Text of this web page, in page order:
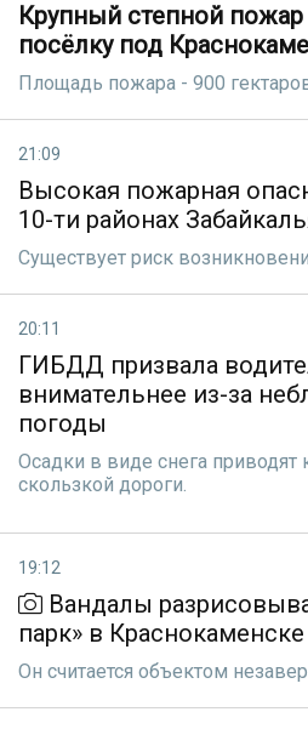
Крупный степной
посёлку под
Площадь пожара - 900
21:09
Высокая пожарная
10-ти районах
Существует риск
20:11
ГИБДД призвала
внимательнее из-за
погоды
Осадки в виде снега приводят
скользкой дороги.
19:12
Вандалы
парк» в Краснокаменске
Он считается oбъектом